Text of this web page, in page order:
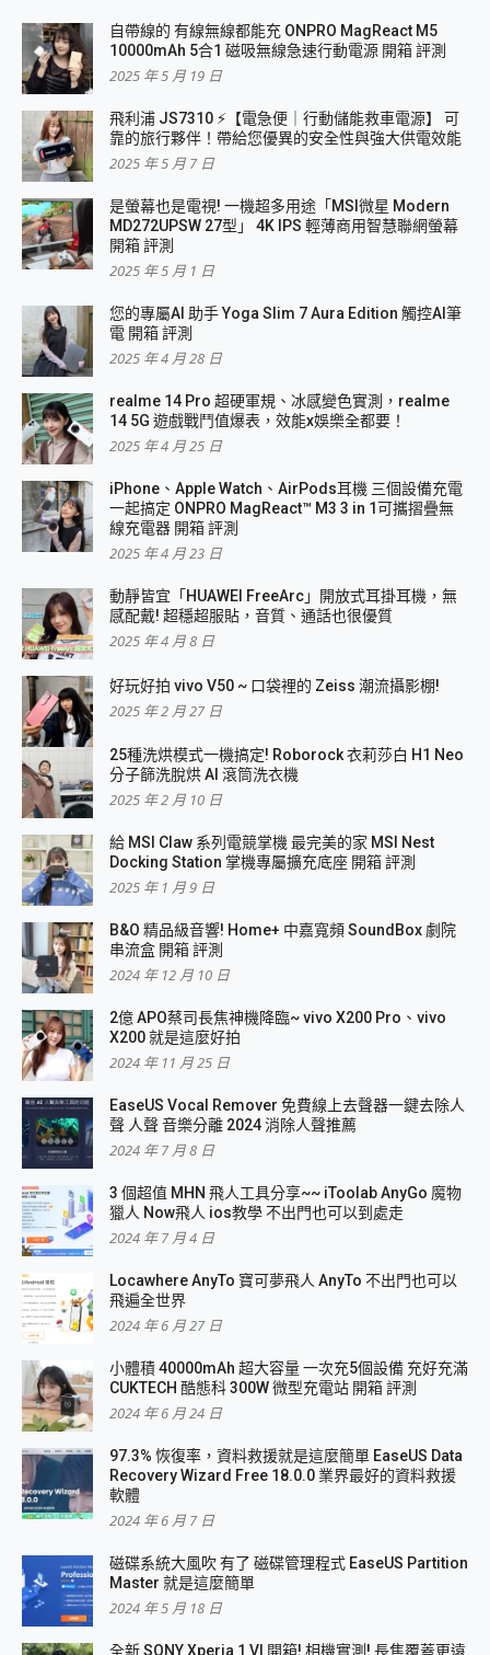
自帶線的 有線無線都能充 ONPRO MagReact M5
10000mAh 5合1 磁吸無線急速行動電源 開箱 評測
2025 年 5 月 19 日
飛利浦 JS7310 ⚡【電急便｜行動儲能救車電源】 可
靠的旅行夥伴！帶給您優異的安全性與強大供電效能
2025 年 5 月 7 日
是螢幕也是電視! 一機超多用途「MSI微星 Modern
MD272UPSW 27型」 4K IPS 輕薄商用智慧聯網螢幕
開箱 評測
2025 年 5 月 1 日
您的專屬AI 助手 Yoga Slim 7 Aura Edition 觸控AI筆
電 開箱 評測
2025 年 4 月 28 日
realme 14 Pro 超硬軍規、冰感變色實測，realme
14 5G 遊戲戰鬥值爆表，效能x娛樂全都要！
2025 年 4 月 25 日
iPhone、Apple Watch、AirPods耳機 三個設備充電
一起搞定 ONPRO MagReact™ M3 3 in 1可攜摺疊無
線充電器 開箱 評測
2025 年 4 月 23 日
動靜皆宜「HUAWEI FreeArc」開放式耳掛耳機，無
感配戴! 超穩超服貼，音質、通話也很優質
2025 年 4 月 8 日
好玩好拍 vivo V50 ~ 口袋裡的 Zeiss 潮流攝影棚!
2025 年 2 月 27 日
25種洗烘模式一機搞定! Roborock 衣莉莎白 H1 Neo
分子篩洗脫烘 AI 滾筒洗衣機
2025 年 2 月 10 日
給 MSI Claw 系列電競掌機 最完美的家 MSI Nest
Docking Station 掌機專屬擴充底座 開箱 評測
2025 年 1 月 9 日
B&O 精品級音響! Home+ 中嘉寬頻 SoundBox 劇院
串流盒 開箱 評測
2024 年 12 月 10 日
2億 APO蔡司長焦神機降臨~ vivo X200 Pro、vivo
X200 就是這麼好拍
2024 年 11 月 25 日
EaseUS Vocal Remover 免費線上去聲器一鍵去除人
聲 人聲 音樂分離 2024 消除人聲推薦
2024 年 7 月 8 日
3 個超值 MHN 飛人工具分享~~ iToolab AnyGo 魔物
獵人 Now飛人 ios教學 不出門也可以到處走
2024 年 7 月 4 日
Locawhere AnyTo 寶可夢飛人 AnyTo 不出門也可以
飛遍全世界
2024 年 6 月 27 日
小體積 40000mAh 超大容量 一次充5個設備 充好充滿
CUKTECH 酷態科 300W 微型充電站 開箱 評測
2024 年 6 月 24 日
97.3% 恢復率，資料救援就是這麼簡單 EaseUS Data
Recovery Wizard Free 18.0.0 業界最好的資料救援
軟體
2024 年 6 月 7 日
磁碟系統大風吹 有了 磁碟管理程式 EaseUS Partition
Master 就是這麼簡單
2024 年 5 月 18 日
全新 SONY Xperia 1 VI 開箱! 相機實測! 長焦覆蓋更遠